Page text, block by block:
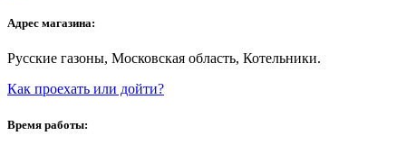
Адрес магазина:
Русские газоны, Московская область, Котельники.
Как проехать или дойти?
Время работы: